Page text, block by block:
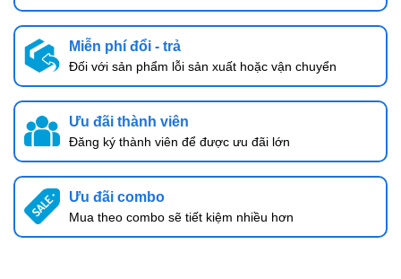
Miễn phí đổi - trả
Đối với sản phẩm lỗi sản xuất hoặc vận chuyển
Ưu đãi thành viên
Đăng ký thành viên để được ưu đãi lớn
Ưu đãi combo
Mua theo combo sẽ tiết kiệm nhiều hơn